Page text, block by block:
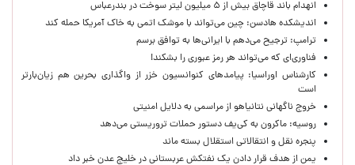
انهدام باند قاچاق بیش از ۵ میلیون لیتر سوخت در بندرعباس
اندیشکده هادسن: چین می‌تواند با موشک اتمی به خاک آمریکا حمله کند
ترامپ: ترجیح می‌دهم با ایرانی‌‌ها به توافق برسم
فناوری‌ای که می‌تواند هر رمز عبوری را بشکند!
کارشناس اوراسیا: پیامدهای کنوانسیون خزر از واگذاری بحرین هم زیان‌بارتر
است
خروج ناگهانی نتانیاهو از مراسمی به دلایل امنیتی
روسیه: ماکرون به کی‌یف دستور حملات تروریستی می‌دهد
پنجره‌ نقل و انتقالاتی استقلال بسته ماند
یمن از هدف قرار دادن یک نفتکش عربستانی در خلیج عدن خبر داد